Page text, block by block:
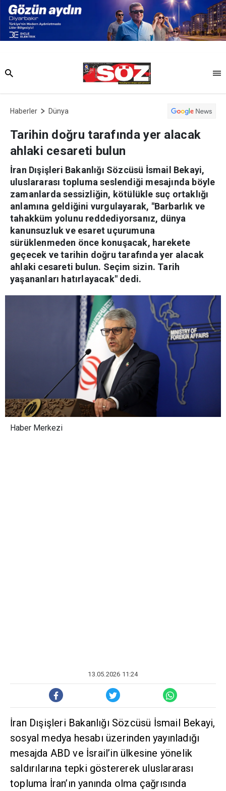
Haberler Dünya
Tarihin doğru tarafında yer alacak
ahlaki cesareti bulun
İran Dışişleri Bakanlığı Sözcüsü İsmail Bekayi,
uluslararası topluma seslendiği mesajında böyle
zamanlarda sessizliğin, kötülükle suç ortaklığı
anlamına geldiğini vurgulayarak, "Barbarlık ve
tahakküm yolunu reddediyorsanız, dünya
kanunsuzluk ve esaret uçurumuna
sürüklenmeden önce konuşacak, harekete
geçecek ve tarihin doğru tarafında yer alacak
ahlaki cesareti bulun. Seçim sizin. Tarih
yaşananları hatırlayacak" dedi.
Haber Merkezi
13.05.2026 11:24
İran Dışişleri Bakanlığı Sözcüsü İsmail Bekayi,
sosyal medya hesabı üzerinden yayınladığı
mesajda ABD ve İsrail’in ülkesine yönelik
saldırılarına tepki göstererek uluslararası
topluma İran’ın yanında olma çağrısında